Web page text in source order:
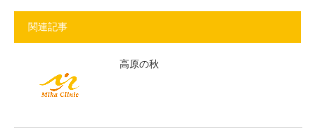
関連記事
高原の秋